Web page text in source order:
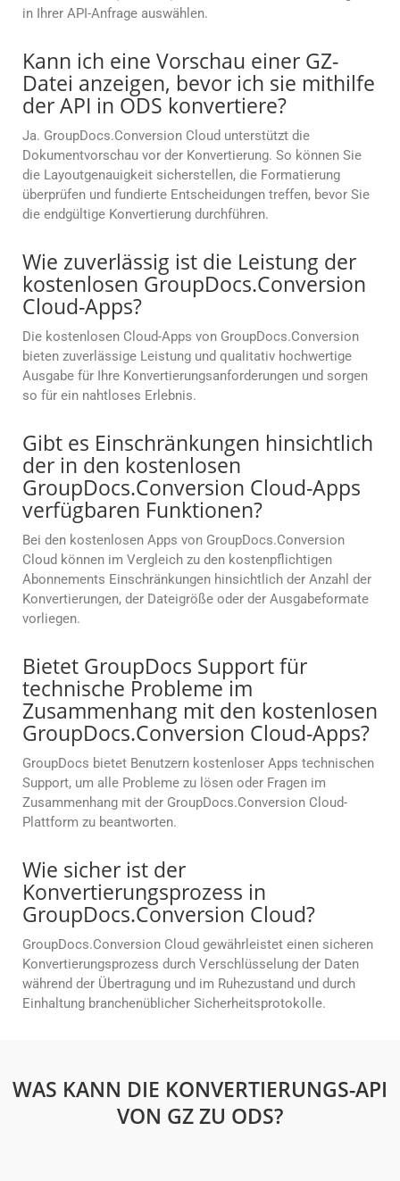
in Ihrer API-Anfrage auswählen.
Kann ich eine Vorschau einer GZ-
Datei anzeigen, bevor ich sie mithilfe
der API in ODS konvertiere?
Ja. GroupDocs.Conversion Cloud unterstützt die
Dokumentvorschau vor der Konvertierung. So können Sie
die Layoutgenauigkeit sicherstellen, die Formatierung
überprüfen und fundierte Entscheidungen treffen, bevor Sie
die endgültige Konvertierung durchführen.
Wie zuverlässig ist die Leistung der
kostenlosen GroupDocs.Conversion
Cloud-Apps?
Die kostenlosen Cloud-Apps von GroupDocs.Conversion
bieten zuverlässige Leistung und qualitativ hochwertige
Ausgabe für Ihre Konvertierungsanforderungen und sorgen
so für ein nahtloses Erlebnis.
Gibt es Einschränkungen hinsichtlich
der in den kostenlosen
GroupDocs.Conversion Cloud-Apps
verfügbaren Funktionen?
Bei den kostenlosen Apps von GroupDocs.Conversion
Cloud können im Vergleich zu den kostenpflichtigen
Abonnements Einschränkungen hinsichtlich der Anzahl der
Konvertierungen, der Dateigröße oder der Ausgabeformate
vorliegen.
Bietet GroupDocs Support für
technische Probleme im
Zusammenhang mit den kostenlosen
GroupDocs.Conversion Cloud-Apps?
GroupDocs bietet Benutzern kostenloser Apps technischen
Support, um alle Probleme zu lösen oder Fragen im
Zusammenhang mit der GroupDocs.Conversion Cloud-
Plattform zu beantworten.
Wie sicher ist der
Konvertierungsprozess in
GroupDocs.Conversion Cloud?
GroupDocs.Conversion Cloud gewährleistet einen sicheren
Konvertierungsprozess durch Verschlüsselung der Daten
während der Übertragung und im Ruhezustand und durch
Einhaltung branchenüblicher Sicherheitsprotokolle.
WAS KANN DIE KONVERTIERUNGS-API
VON GZ ZU ODS?